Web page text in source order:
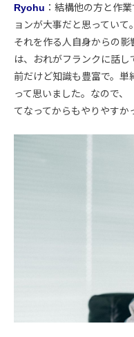
Ryohu ：結構他の方と作
ョンが大事だと思っていて
それを作る人自身からの影
は、おれがフランクに話し
前だけど知識も豊富で。
って思いました。なので、
てなってからもやりやすか